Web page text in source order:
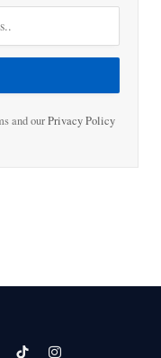
and ourPrivacy Policy